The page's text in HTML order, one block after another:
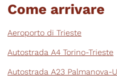
Come arrivare
Aeroporto di Trieste
Autostrada A4 Torino-Trieste
Autostrada A23 Palmanova-